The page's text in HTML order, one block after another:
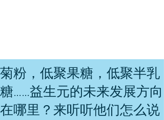
菊粉，低聚果糖，低聚半乳
糖……益生元的未来发展方向
在哪里？来听听他们怎么说